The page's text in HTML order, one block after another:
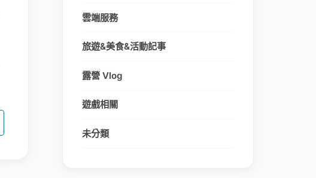
雲端服務
旅遊&美食&活動記事
露營 Vlog
遊戲相關
未分類